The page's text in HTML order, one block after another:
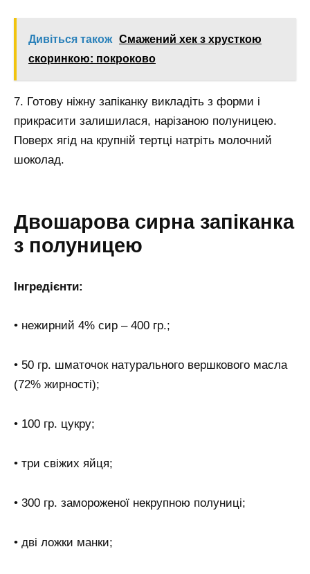
Дивіться також Смажений хек з хрусткою
скоринкою: покроково
7. Готову ніжну запіканку викладіть з форми і
прикрасити залишилася, нарізаною полуницею.
Поверх ягід на крупній тертці натріть молочний
шоколад.
Двошарова сирна запіканка
з полуницею
Інгредієнти:
• нежирний 4% сир – 400 гр.;
• 50 гр. шматочок натурального вершкового масла
(72% жирності);
• 100 гр. цукру;
• три свіжих яйця;
• 300 гр. замороженої некрупною полуниці;
• дві ложки манки;